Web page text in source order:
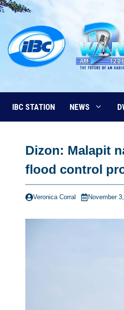
Skip
content
IBC STATION NEWS
Dizon: Malapit
flood control
Veronica Corral November